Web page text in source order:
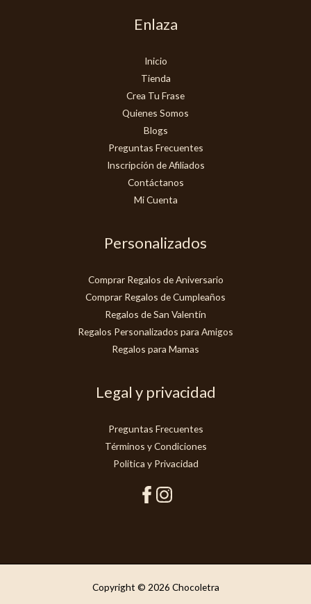
Enlaza
Inicio
Tienda
Crea Tu Frase
Quienes Somos
Blogs
Preguntas Frecuentes
Inscripción de Afiliados
Contáctanos
Mi Cuenta
Personalizados
Comprar Regalos de Aniversario
Comprar Regalos de Cumpleaños
Regalos de San Valentín
Regalos Personalizados para Amigos
Regalos para Mamas
Legal y privacidad
Preguntas Frecuentes
Términos y Condiciones
Politica y Privacidad
Copyright © 2026 Chocoletra